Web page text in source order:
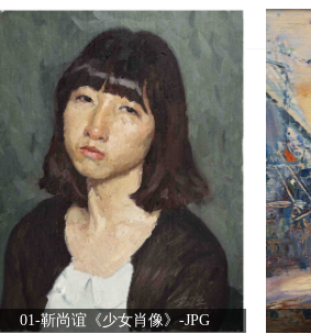
01-靳尚谊《少女肖像》-JPG